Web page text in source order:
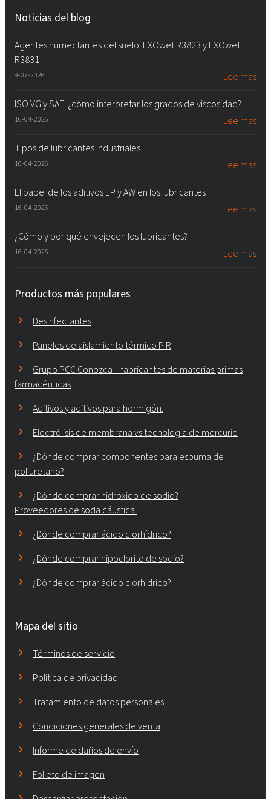
Noticias del blog
Agentes humectantes del suelo: EXOwet R3823 y EXOwet
R3831
9-07-2026 Lee mas
ISO VG y SAE: ¿cómo interpretar los grados de viscosidad?
16-04-2026 Lee mas
Tipos de lubricantes industriales
16-04-2026 Lee mas
El papel de los aditivos EP y AW en los lubricantes
16-04-2026 Lee mas
¿Cómo y por qué envejecen los lubricantes?
16-04-2026 Lee mas
Productos más populares
Desinfectantes
Paneles de aislamiento térmico PIR
Grupo PCC Conozca – fabricantes de materias primas
farmacéuticas
Aditivos y aditivos para hormigón.
Electrólisis de membrana vs tecnología de mercurio
¿Dónde comprar componentes para espuma de
poliuretano?
¿Dónde comprar hidróxido de sodio?
Proveedores de soda cáustica.
¿Dónde comprar ácido clorhídrico?
¿Dónde comprar hipoclorito de sodio?
¿Dónde comprar ácido clorhídrico?
Mapa del sitio
Términos de servicio
Política de privacidad
Tratamiento de datos personales.
Condiciones generales de venta
Informe de daños de envío
Folleto de imagen